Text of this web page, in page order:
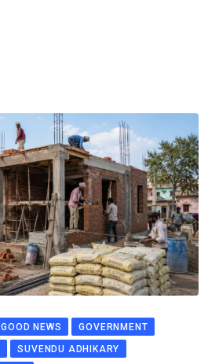
GOOD NEWS
GOVERNMENT
SUVENDU ADHIKARY